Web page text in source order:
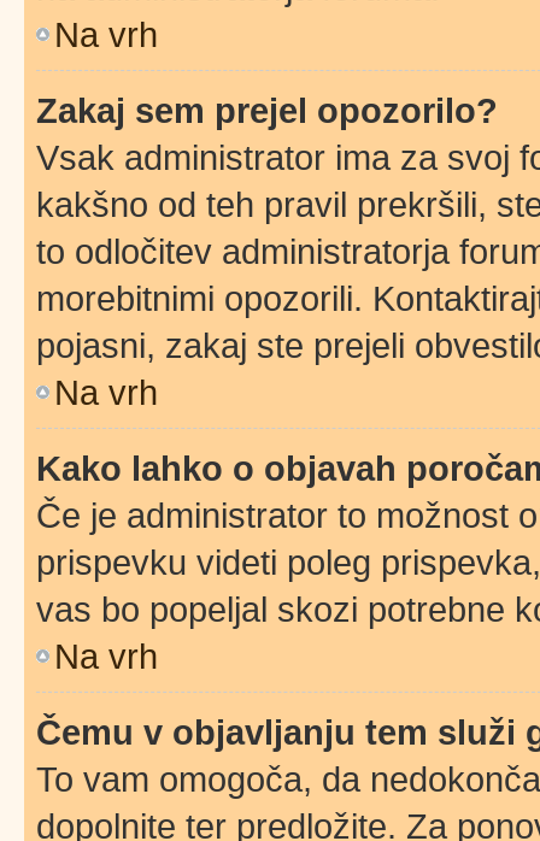
Na vrh
Zakaj sem prejel opozorilo?
Vsak administrator ima za svoj
kakšno od teh pravil prekršili,
to odločitev administratorja
morebitnimi opozorili.
pojasni, zakaj ste prejeli
Na vrh
Kako lahko o objavah
Če je administrator to možnost
prispevku videti poleg
vas bo popeljal skozi potrebne
Na vrh
Čemu v objavljanju tem služi
To vam omogoča, da
dopolnite ter predložite. Za